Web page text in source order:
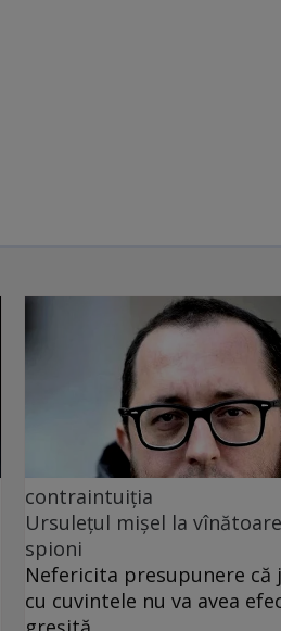
contraintuiția
Ursulețul mișel la
spioni
Nefericita presupunere că
cu cuvintele nu va avea